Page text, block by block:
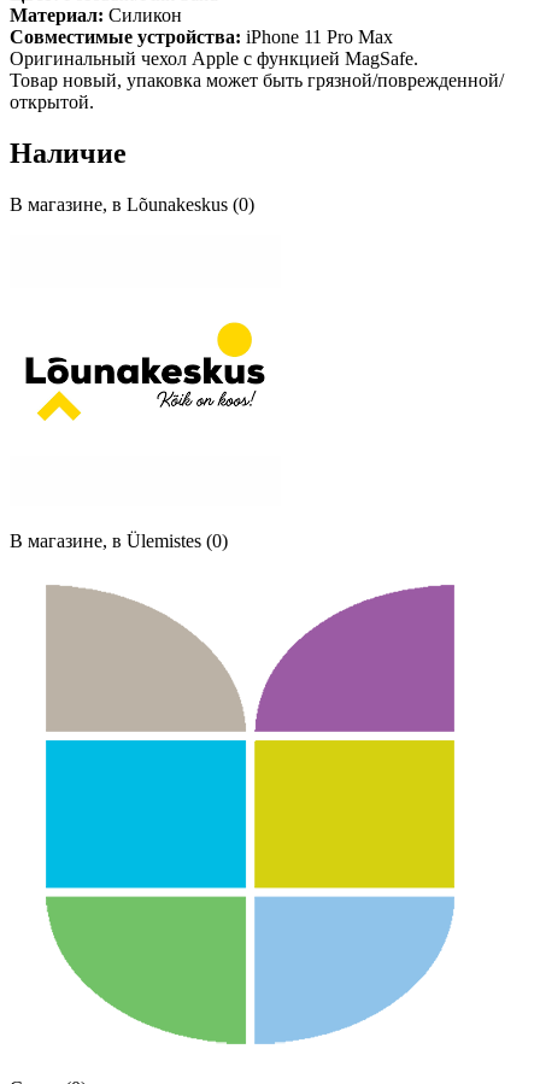
Материал: Силикон
Совместимые устройства: iPhone 11 Pro Max
Оригинальный чехол Apple с функцией MagSafe.
Товар новый, упаковка может быть грязной/поврежденной/
открытой.
Наличие
В магазине, в Lõunakeskus (0)
В магазине, в Ülemistes (0)